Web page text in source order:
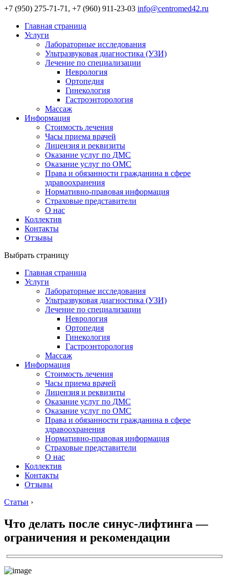
+7 (950) 275-71-71, +7 (960) 911-23-03 info@centromed42.ru
Главная страница
Услуги
Лабораторные исследования
Ультразвуковая диагностика (УЗИ)
Лечение по специализации
Неврология
Ортопедия
Гинекология
Гастроэнторология
Массаж
Информация
Стоимость лечения
Часы приема врачей
Лицензия и реквизиты
Оказание услуг по ДМС
Оказание услуг по ОМС
Права и обязанности гражданина в сфере
здравоохранения
Нормативно-правовая информация
Страховые представители
О нас
Коллектив
Контакты
Отзывы
Выбрать страницу
Главная страница
Услуги
Лабораторные исследования
Ультразвуковая диагностика (УЗИ)
Лечение по специализации
Неврология
Ортопедия
Гинекология
Гастроэнторология
Массаж
Информация
Стоимость лечения
Часы приема врачей
Лицензия и реквизиты
Оказание услуг по ДМС
Оказание услуг по ОМС
Права и обязанности гражданина в сфере
здравоохранения
Нормативно-правовая информация
Страховые представители
О нас
Коллектив
Контакты
Отзывы
Статьи ›
Что делать после синус-лифтинга —
ограничения и рекомендации